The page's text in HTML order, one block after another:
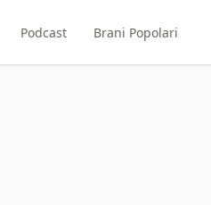
Podcast Brani Popolari